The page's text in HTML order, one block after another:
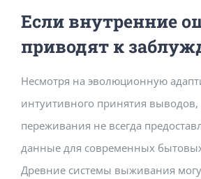
Если внутренние
приводят к
Несмотря на эволюционную
интуитивного принятия
переживания не всегда
данные для современных
Древние системы выживания